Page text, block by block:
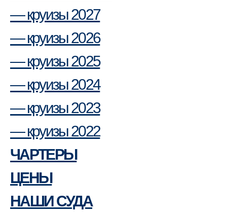
— круизы 2027
— круизы 2026
— круизы 2025
— круизы 2024
— круизы 2023
— круизы 2022
ЧАРТЕРЫ
ЦЕНЫ
НАШИ СУДА